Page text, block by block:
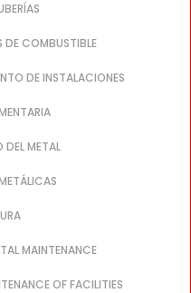
DE COMBUSTIBLE
DE INSTALACIONES
DEL METAL
MAINTENANCE
OF FACILITIES